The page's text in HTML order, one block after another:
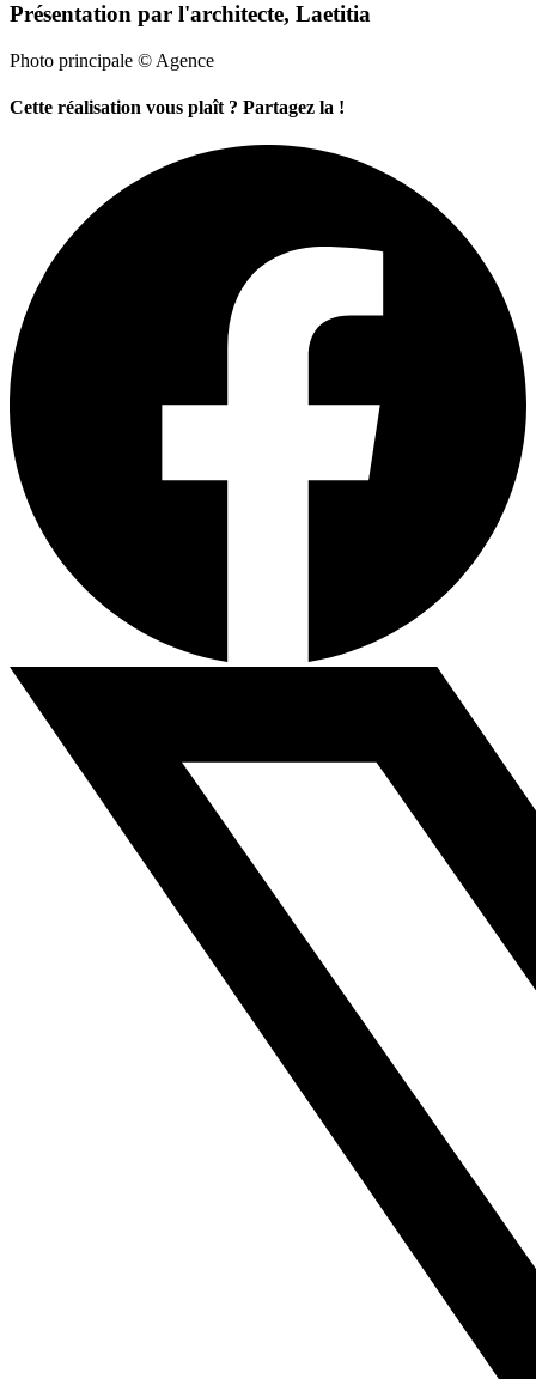
Présentation par l'architecte, Laetitia
Photo principale © Agence
Cette réalisation vous plaît ? Partagez la !